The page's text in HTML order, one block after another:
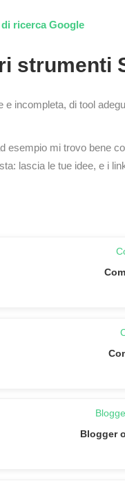
ricerca Google
strumenti
incompleta, di tool
esempio mi trovo bene
lascia le tue idee, e i
Blogger